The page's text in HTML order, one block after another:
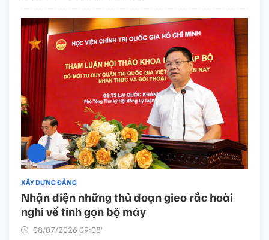
XÂY DỰNG ĐẢNG
Nhận diện những thủ đoạn gieo rắc hoài
nghi về tinh gọn bộ máy
08/07/2026 09:08’